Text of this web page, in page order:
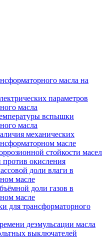
масла на
параметров
масла
вспышки
масла
механических
масле
стойкости масел
против окисления
доли влаги в
масле
доли газов в
масле
для трансформаторного
деэмульсации масла
выключателей